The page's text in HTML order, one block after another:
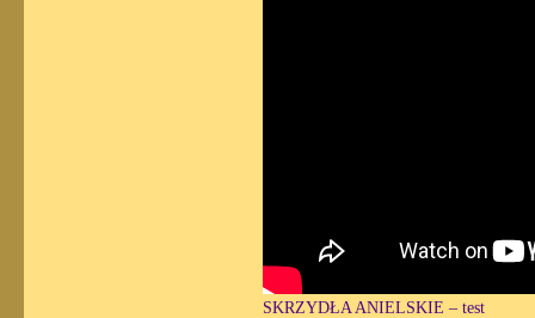
SKRZYDŁA ANIELSKIE – test